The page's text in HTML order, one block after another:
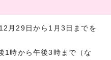
12月29日から1月3日までを
1時から午後3時まで（な